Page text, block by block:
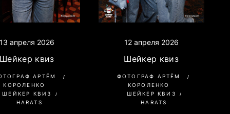
апреля 2026
квиз
АРТЁМ
КОРОЛЕНКО
ШЕЙКЕР КВИЗ
HARATS
12 апреля 2026
Шейкер квиз
ФОТОГРАФ АРТЁМ
КОРОЛЕНКО
ШЕЙКЕР КВИЗ
HARATS